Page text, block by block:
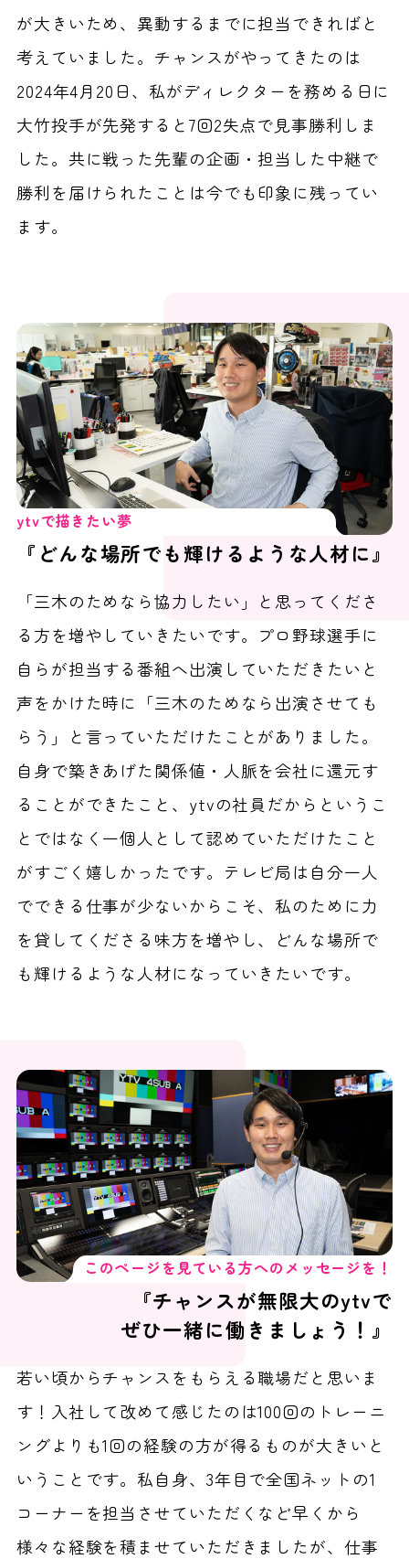
が大きいため、異動するまでに担当できればと
考えていました。チャンスがやってきたのは
2024年4月20日、私がディレクターを務める日に
大竹投手が先発すると7回2失点で見事勝利しま
した。共に戦った先輩の企画・担当した中継で
勝利を届けられたことは今でも印象に残ってい
ます。
ytvで描きたい夢
『どんな場所でも輝けるような人材に』
「三木のためなら協力したい」と思ってくださ
る方を増やしていきたいです。プロ野球選手に
自らが担当する番組へ出演していただきたいと
声をかけた時に「三木のためなら出演させても
らう」と言っていただけたことがありました。
自身で築きあげた関係値・人脈を会社に還元す
ることができたこと、ytvの社員だからというこ
とではなく一個人として認めていただけたこと
がすごく嬉しかったです。テレビ局は自分一人
でできる仕事が少ないからこそ、私のために力
を貸してくださる味方を増やし、どんな場所で
も輝けるような人材になっていきたいです。
このページを見ている方へのメッセージを！
『チャンスが無限大のytvで
ぜひ一緒に働きましょう！』
若い頃からチャンスをもらえる職場だと思いま
す！入社して改めて感じたのは100回のトレーニ
ングよりも1回の経験の方が得るものが大きいと
いうことです。私自身、3年目で全国ネットの1
コーナーを担当させていただくなど早くから
様々な経験を積ませていただきましたが、仕事